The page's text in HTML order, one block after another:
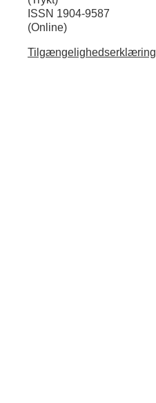
ISSN 1904-9587
(Online)
Tilgængelighedserklæring